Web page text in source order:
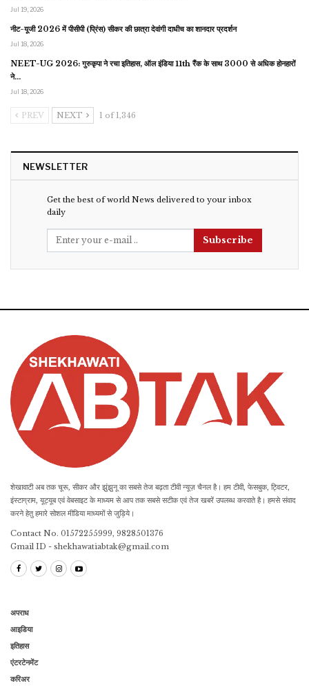
Jul 19, 2026
नीट-यूजी 2026 में पीसीपी (प्रिंस) सीकर की छात्रा देवांगी दाधीच का शानदार प्रदर्शन
Jul 18, 2026
NEET-UG 2026: गुरुकृपा ने रचा इतिहास, ऑल इंडिया 11th रैंक के साथ 3000 से अधिक होनहारों
ने…
Jul 18, 2026
PREV NEXT 1 of 1,346
NEWSLETTER
Get the best of world News delivered to your inbox
daily
Subscribe
शेखावाटी अब तक चूरू, सीकर और झुंझुनू का सबसे तेज बढ़ता टीवी न्यूज़ चैनल है। हम टीवी, फेसबुक, ट्विटर,
इंस्टाग्राम, यूट्यूब एवं वेबसाइट के माध्यम से आप तक सबसे सटीक एवं तेज खबरें उपलब्ध करवाते है। हमसे संवाद
करने हेतु हमारे सोशल मीडिया माध्यमों से जुड़िये।
Contact No. 01572255999, 9828501376
Gmail ID - shekhawatiabtak@gmail.com
अपराध
आइडिया
इतिहास
एंटरटेनमेंट
करिअर